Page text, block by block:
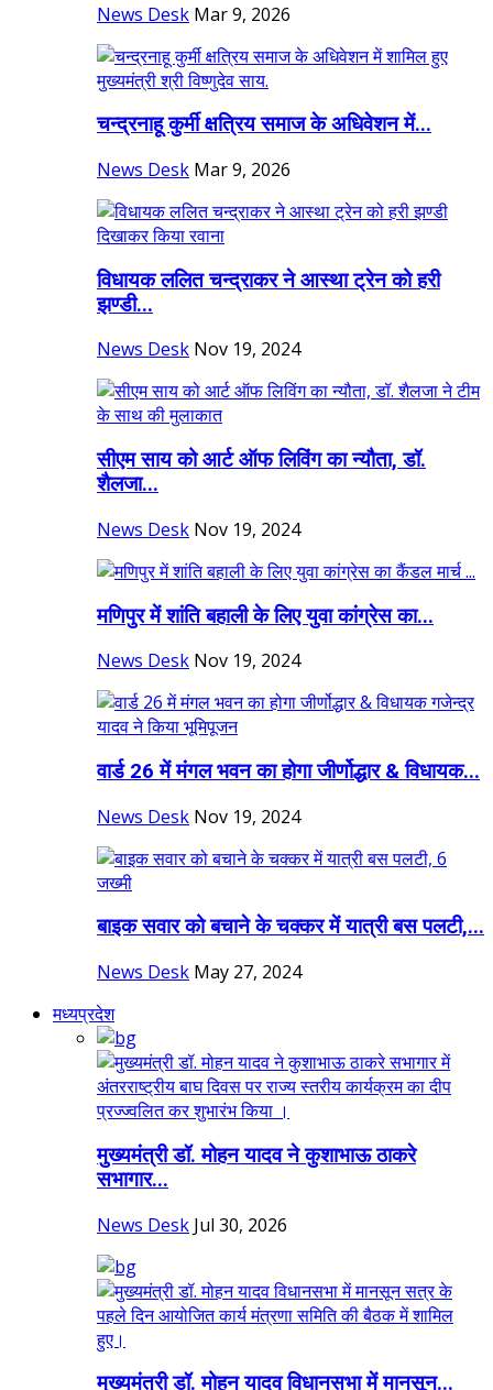
News Desk Mar 9, 2026
चन्द्रनाहू कुर्मी क्षत्रिय समाज के अधिवेशन में...
News Desk Mar 9, 2026
विधायक ललित चन्द्राकर ने आस्था ट्रेन को हरी
झण्डी...
News Desk Nov 19, 2024
सीएम साय को आर्ट ऑफ लिविंग का न्यौता, डॉ.
शैलजा...
News Desk Nov 19, 2024
मणिपुर में शांति बहाली के लिए युवा कांग्रेस का...
News Desk Nov 19, 2024
वार्ड 26 में मंगल भवन का होगा जीर्णोद्धार & विधायक...
News Desk Nov 19, 2024
बाइक सवार को बचाने के चक्कर में यात्री बस पलटी,...
News Desk May 27, 2024
मध्यप्रदेश
मुख्यमंत्री डॉ. मोहन यादव ने कुशाभाऊ ठाकरे
सभागार...
News Desk Jul 30, 2026
मुख्यमंत्री डॉ. मोहन यादव विधानसभा में मानसून...